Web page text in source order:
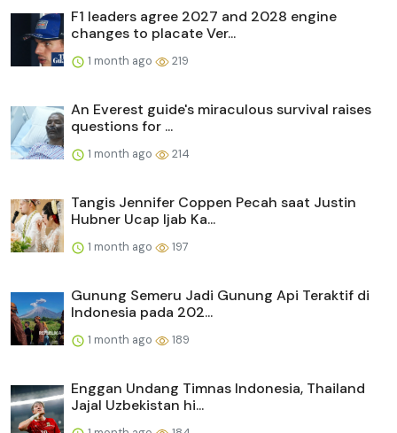
F1 leaders agree 2027 and 2028 engine
changes to placate Ver...
1 month ago 219
An Everest guide's miraculous survival raises
questions for ...
1 month ago 214
Tangis Jennifer Coppen Pecah saat Justin
Hubner Ucap Ijab Ka...
1 month ago 197
Gunung Semeru Jadi Gunung Api Teraktif di
Indonesia pada 202...
1 month ago 189
Enggan Undang Timnas Indonesia, Thailand
Jajal Uzbekistan hi...